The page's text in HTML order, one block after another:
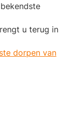
u terug in
dorpen van